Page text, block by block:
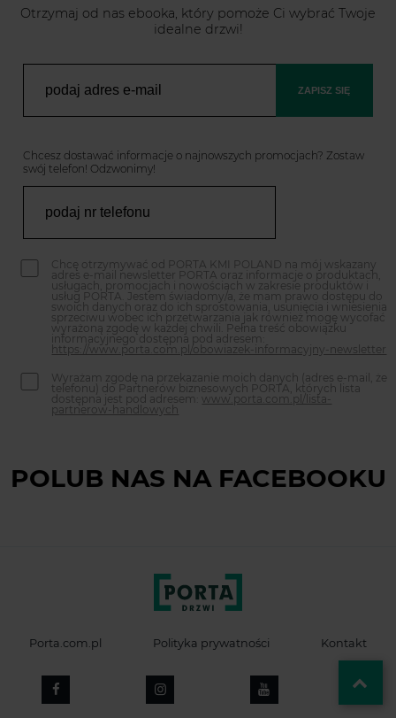
Otrzymaj od nas ebooka, który pomoże Ci wybrać Twoje
idealne drzwi!
ZAPISZ SIĘ
Chcesz dostawać informacje o najnowszych promocjach? Zostaw
swój telefon! Odzwonimy!
Chcę otrzymywać od PORTA KMI POLAND na mój wskazany
adres e-mail newsletter PORTA oraz informacje o produktach,
usługach, promocjach i nowościach w zakresie produktów i
usług PORTA. Jestem świadomy/a, że mam prawo dostępu do
swoich danych oraz do ich sprostowania, usunięcia i wniesienia
sprzeciwu wobec ich przetwarzania jak również mogę wycofać
wyrażoną zgodę w każdej chwili. Pełna treść obowiązku
informacyjnego dostępna pod adresem:
https://www.porta.com.pl/obowiazek-informacyjny-newsletter
Wyrażam zgodę na przekazanie moich danych (adres e-mail, że
telefonu) do Partnerów biznesowych PORTA, których lista
dostępna jest pod adresem:
www.porta.com.pl/lista-
partnerow-handlowych
POLUB NAS NA FACEBOOKU
Porta.com.pl Polityka prywatności Kontakt